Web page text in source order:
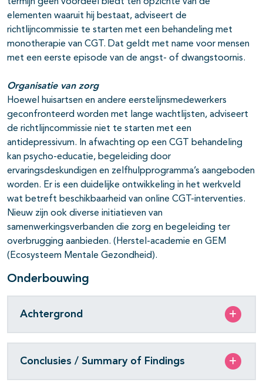
elementen waaruit hij bestaat, adviseert de
richtlijncommissie te starten met een behandeling met
monotherapie van CGT. Dat geldt met name voor mensen
met een eerste episode van de angst- of dwangstoornis.
Organisatie van zorg
Hoewel huisartsen en andere eerstelijnsmedewerkers
geconfronteerd worden met lange wachtlijsten, adviseert
de richtlijncommissie niet te starten met een
antidepressivum. In afwachting op een CGT behandeling
kan psycho-educatie, begeleiding door
ervaringsdeskundigen en zelfhulpprogramma’s aangeboden
worden. Er is een duidelijke ontwikkeling in het werkveld
wat betreft beschikbaarheid van online CGT-interventies.
Nieuw zijn ook diverse initiatieven van
samenwerkingsverbanden die zorg en begeleiding ter
overbrugging aanbieden. (Herstel-academie en GEM
(Ecosysteem Mentale Gezondheid).
Onderbouwing
Achtergrond
Conclusies / Summary of Findings